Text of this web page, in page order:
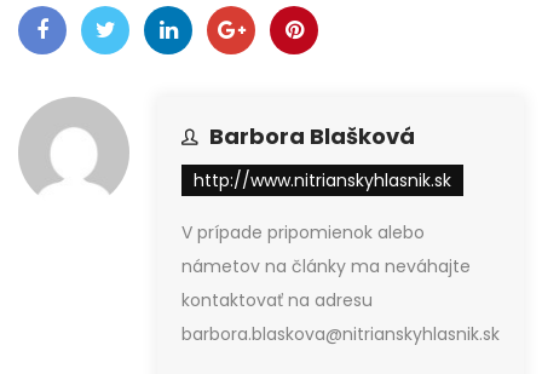
Barbora Blašková
http://www.nitrianskyhlasnik.sk
V prípade pripomienok alebo
námetov na články ma neváhajte
kontaktovať na adresu
barbora.blaskova@nitrianskyhlasnik.sk